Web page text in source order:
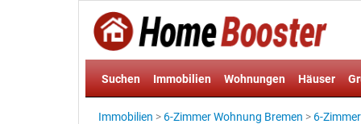
Suchen Immobilien Wohnungen Häuser
Immobilien > 6-Zimmer Wohnung Bremen > 6-